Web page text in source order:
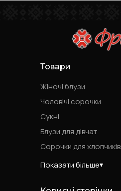
Товари
Жіночі блузи
Чоловічі сорочки
Сукні
Блузи для дівчат
Сорочки для хлопчиків
Показати більше